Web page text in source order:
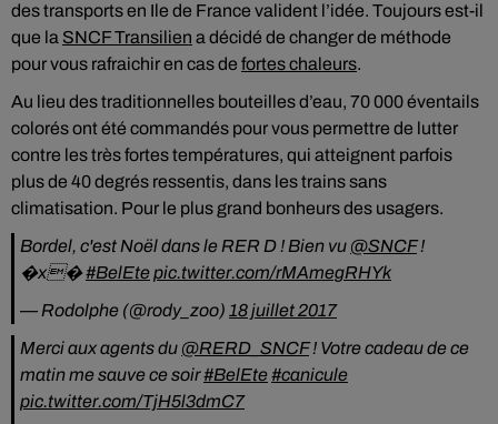
des transports en Ile de France valident l’idée. Toujours est-il
que la SNCF Transilien a décidé de changer de méthode
pour vous rafraichir en cas de fortes chaleurs.
Au lieu des traditionnelles bouteilles d’eau, 70 000 éventails
colorés ont été commandés pour vous permettre de lutter
contre les très fortes températures, qui atteignent parfois
plus de 40 degrés ressentis, dans les trains sans
climatisation. Pour le plus grand bonheurs des usagers.
Bordel, c'est Noël dans le RER D ! Bien vu @SNCF!
�x�#BelEtepic.twitter.com/rMAmegRHYk
— Rodolphe (@rody_zoo) 18 juillet 2017
Merci aux agents du @RERD_SNCF! Votre cadeau de ce
matin me sauve ce soir#BelEte#canicule
pic.twitter.com/TjH5l3dmC7